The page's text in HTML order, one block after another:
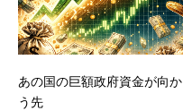
あの国の巨額政府資金が向か
う先